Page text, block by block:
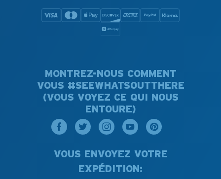
MONTREZ-NOUS COMMENT
VOUS #SEEWHATSOUTTHERE
(VOUS VOYEZ CE QUI NOUS
ENTOURE)
VOUS ENVOYEZ VOTRE
EXPÉDITION: